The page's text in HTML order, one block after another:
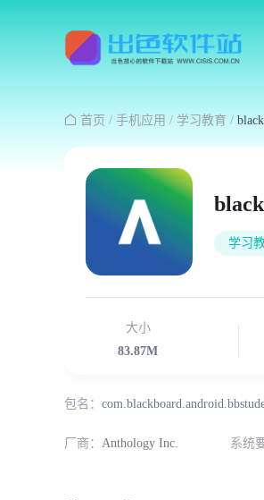
 首页 / 手机应用 / 学习教育 /
学习
大小
83.87M
包名：
厂商： Anthology Inc. 系统